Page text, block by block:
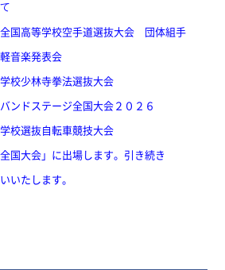
国高等学校空手道選抜大会 団体組手
音楽発表会
校少林寺拳法選抜大会
ンドステージ全国大会２０２６
校選抜自転車競技大会
国大会」に出場します。引き続き
たします。